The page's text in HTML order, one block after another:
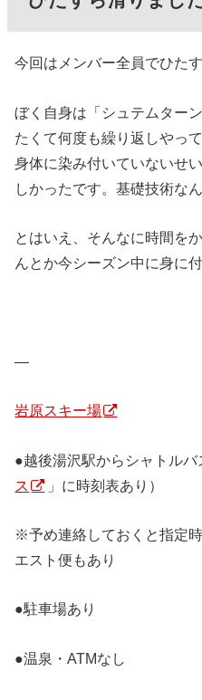
今回はメンバー全員でひた
ぼく自身は「シュテムター
たくて何度も繰り返しやっ
身体に染み付いていないせ
しかったです。基礎技術な
とはいえ、そんなに時間を
んとか今シーズン中に身に
—
岩原スキー場
●越後湯沢駅からシャトル
ス
」に時刻表あり）
※予め連絡しておくと指定
エスト便もあり
●駐車場あり
●温泉・ATMなし